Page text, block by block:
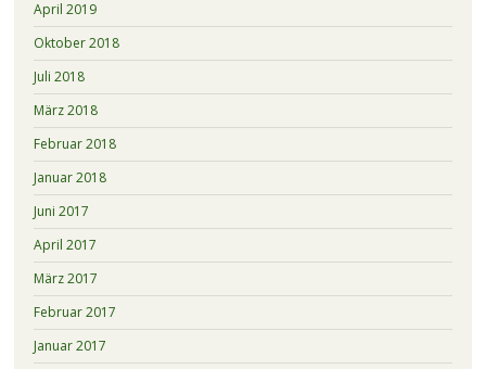
April 2019
Oktober 2018
Juli 2018
März 2018
Februar 2018
Januar 2018
Juni 2017
April 2017
März 2017
Februar 2017
Januar 2017